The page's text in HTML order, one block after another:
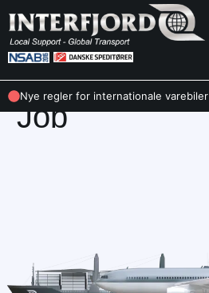
Nye regler for internationale varebiler
KONTAKT
Job